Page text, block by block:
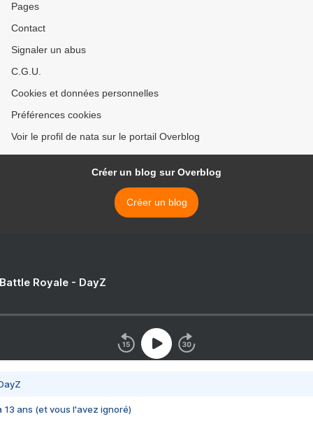
Pages
Contact
Signaler un abus
C.G.U.
Cookies et données personnelles
Préférences cookies
Voir le profil de nata sur le portail Overblog
Créer un blog sur Overblog
Créer un blog
Royale - DayZ
13 ans (et vous l'avez ignoré)